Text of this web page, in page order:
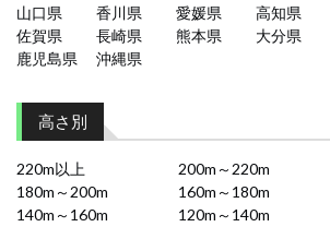
山口県
香川県 愛媛県 高知県
佐賀県
長崎県 熊本県 大分県
鹿児島県
沖縄県
高さ別
220m以上
200m～220m
180m～200m
160m～180m
140m～160m
120m～140m